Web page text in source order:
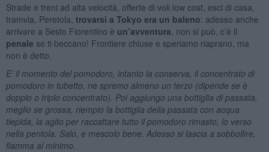
Strade e treni ad alta velocità, offerte di voli low cost, esci di casa,
tramvia, Peretola, trovarsi a Tokyo era un baleno: adesso anche
arrivare a Sesto Fiorentino è un’avventura , non si può, c’è il
penale se ti beccano! Frontiere chiuse e speriamo riaprano, ma
non è detto.
E’il momento del pomodoro, intanto la conserva, il concentrato di
pomodoro in tubetto, ne spremo almeno un terzo (dipende se è
doppio o triplo concentrato). Poi aggiungo una bottiglia di passata,
meglio se grossa, riempio la bottiglia della passata con acqua
tiepida, la agito per raccattare tutto il pomodoro rimasto, lo verso
nella pentola. Salo, e mescolo bene. Adesso si lascia a sobbollire,
fiamma al minimo.